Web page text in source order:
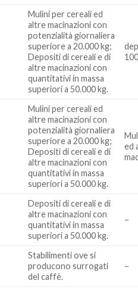
Mulini per cereali ed
altre macinazioni con
potenzialità giornaliera
superiore a 20.000 kg;
Depositi di cereali e di
altre macinazioni con
quantitativi in massa
superiori a 50.000 kg.
Mulini per cereali ed
altre macinazioni con
potenzialità giornaliera
superiore a 20.000 kg;
Depositi di cereali e di
altre macinazioni con
quantitativi in massa
superiori a 50.000 kg.
ed
Depositi di cereali e di
altre macinazioni con
quantitativi in massa
superiori a 50.000 kg.
–
Stabilimenti ove si
producono surrogati
del caffè.
–